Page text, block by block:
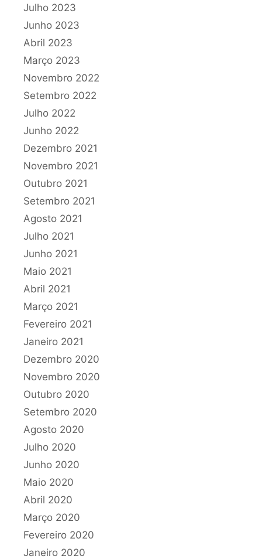
Julho 2023
Junho 2023
Abril 2023
Março 2023
Novembro 2022
Setembro 2022
Julho 2022
Junho 2022
Dezembro 2021
Novembro 2021
Outubro 2021
Setembro 2021
Agosto 2021
Julho 2021
Junho 2021
Maio 2021
Abril 2021
Março 2021
Fevereiro 2021
Janeiro 2021
Dezembro 2020
Novembro 2020
Outubro 2020
Setembro 2020
Agosto 2020
Julho 2020
Junho 2020
Maio 2020
Abril 2020
Março 2020
Fevereiro 2020
Janeiro 2020